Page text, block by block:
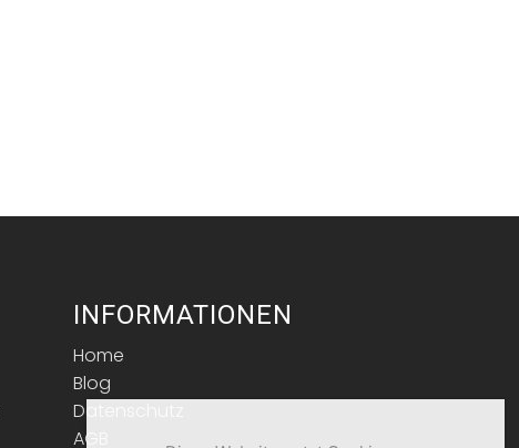
INFORMATIONEN
Home
Blog
Datenschutz
AGB